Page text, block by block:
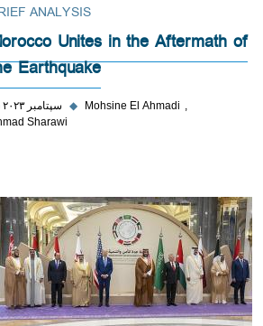
ANALYSIS
Unites in the Aftermath of
Earthquake
۱۵ سپتامبر ۲۰۲۳ ◆
Mohsine El Ahmadi
Sharawi